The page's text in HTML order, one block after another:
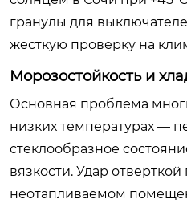
гранулы для
жесткую проверку на
Морозостойкость и
Основная проблема
низких температурах —
стеклообразное
вязкости. Удар
неотапливаемом